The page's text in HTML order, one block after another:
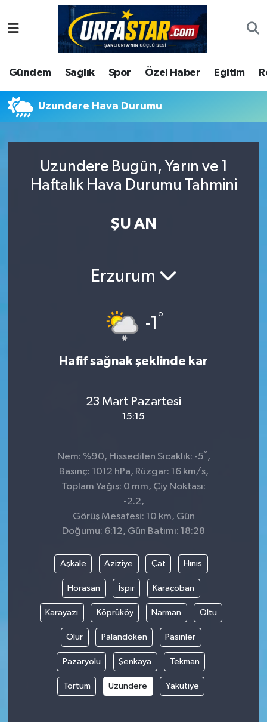
Gündem Sağlık Spor Özel Haber Eğitim
Uzundere Hava Durumu
Uzundere Bugün, Yarın ve 1
Haftalık Hava Durumu Tahmini
ŞU AN
Erzurum
-1 °
Hafif sağnak şeklinde kar
23 Mart Pazartesi
15:15
Nem: %90, Hissedilen Sıcaklık: -5° ,
Basınç: 1012 hPa, Rüzgar: 16 km/s,
Toplam Yağış: 0 mm, Çiy Noktası:
-2.2,
Görüş Mesafesi: 10 km, Gün
Doğumu: 6:12, Gün Batımı: 18:28
Aşkale Aziziye Çat Hınıs
Horasan İspir Karaçoban
Karayazı Köprüköy Narman Oltu
Olur Palandöken Pasinler
Pazaryolu Şenkaya Tekman
Tortum Uzundere Yakutiye
ASAYİS
ÇEVRE
DUNYA
Ekonomi
Şanlıurfa Nöbetçi Eczaneler
Şanlıurfa Hava Durumu
Şanlıurfa Namaz Vakitleri
Süper Lig Puan Durumu ve Fikstür
Son Dakika Haberleri